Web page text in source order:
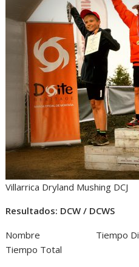
Villarrica Dryland Mushing DCJ
Resultados: DCW / DCWS
Nombre Tiempo
Tiempo Total